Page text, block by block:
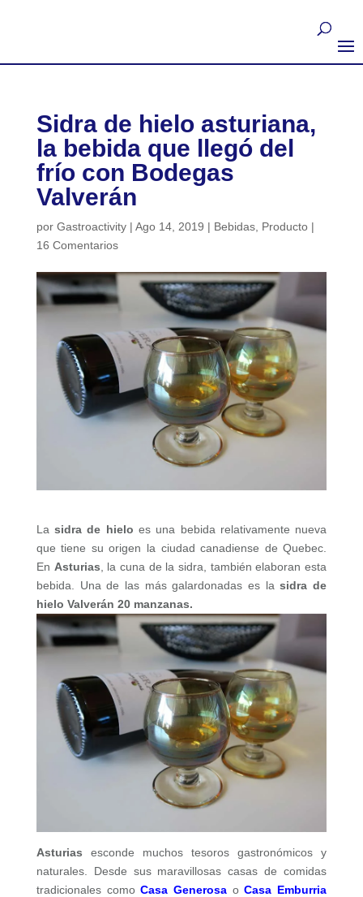
Sidra de hielo asturiana,
la bebida que llegó del
frío con Bodegas
Valverán
por Gastroactivity| Ago 14, 2019 | Bebidas, Producto|
16 Comentarios
Lasidra de hielo es una bebida relativamente nueva
que tiene su origen la ciudad canadiense de Quebec.
En Asturias , la cuna de la sidra, también elaboran esta
bebida. Una de las más galardonadas es lasidra de
hielo Valverán 20 manzanas.
Asturias esconde muchos tesoros gastronómicos y
naturales. Desde sus maravillosas casas de comidas
tradicionales comoCasa Generosa oCasa Emburria